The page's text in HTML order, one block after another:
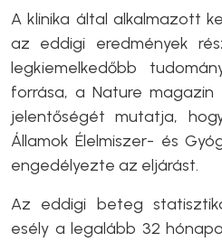
A klinika által alkalmazott
az eddigi eredmények
legkiemelkedőbb
forrása, a Nature magazin
jelentőségét mutatja,
Államok Élelmiszer- és
engedélyezte az eljárást.
Az eddigi beteg
esély a legalább 32